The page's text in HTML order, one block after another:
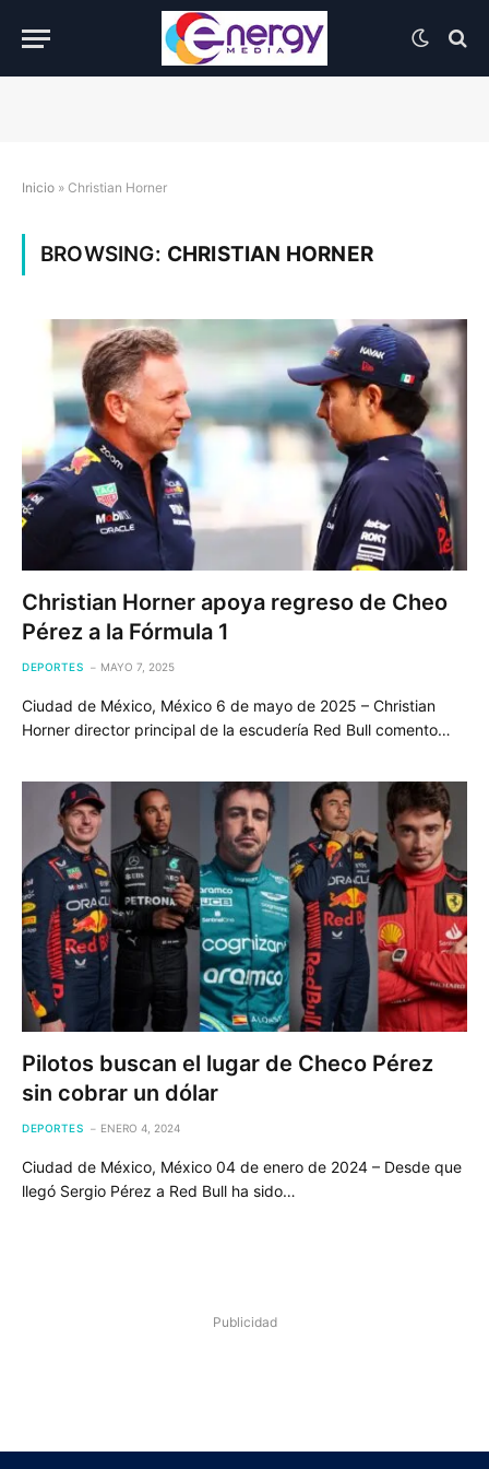
Inicio » Christian Horner
BROWSING: CHRISTIAN HORNER
Christian Horner apoya regreso de Cheo
Pérez a la Fórmula 1
DEPORTES MAYO 7, 2025
Ciudad de México, México 6 de mayo de 2025 – Christian
Horner director principal de la escudería Red Bull comento…
Pilotos buscan el lugar de Checo Pérez
sin cobrar un dólar
DEPORTES ENERO 4, 2024
Ciudad de México, México 04 de enero de 2024 – Desde que
llegó Sergio Pérez a Red Bull ha sido…
Publicidad